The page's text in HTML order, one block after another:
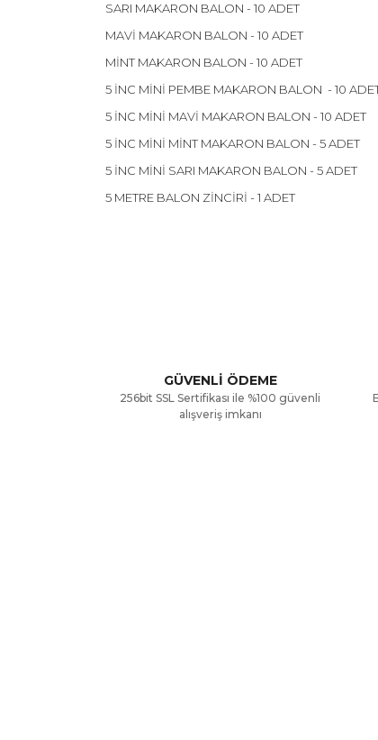
SARI MAKARON BALON - 10 ADET
MAVİ MAKARON BALON - 10 ADET
MİNT MAKARON BALON - 10 ADET
5 İNC MİNİ PEMBE MAKARON BALON - 10
5 İNC MİNİ MAVİ MAKARON BALON - 10 ADET
5 İNC MİNİ MİNT MAKARON BALON - 5 ADET
5 İNC MİNİ SARI MAKARON BALON - 5 ADET
5 METRE BALON ZİNCİRİ - 1 ADET
Ürün açıklamasında eksik bilgiler bulunuyor.
Ürün bilgilerinde hatalar bulunuyor.
GÜVENLİ ÖDEME
256bit SSL Sertifikası ile %100 güvenli
alışveriş imkanı